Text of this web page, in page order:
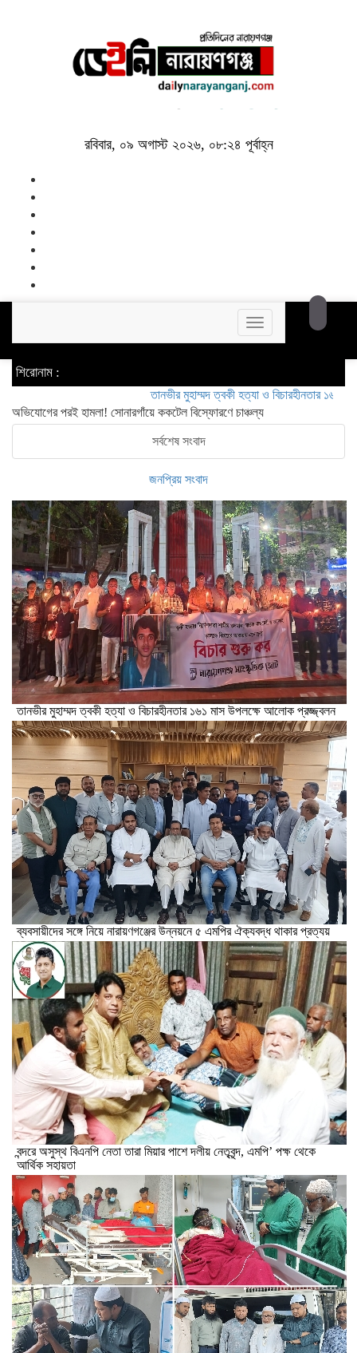
রবিবার, ০৯ অগাস্ট ২০২৬, ০৮:২৪ পূর্বাহ্ন
Toggle
navigation
শিরোনাম :
তানভীর মুহাম্মদ ত্বকী হত্যা ও বিচারহীনতার ১৬১ মাস
অভিযোগের পরই হামলা! সোনারগাঁয়ে ককটেল বিস্ফোরণে চাঞ্চল্য
সর্বশেষ সংবাদ
জনপ্রিয় সংবাদ
তানভীর মুহাম্মদ ত্বকী হত্যা ও বিচারহীনতার ১৬১ মাস উপলক্ষে আলোক প্রজ্জ্বলন
ব্যবসায়ীদের সঙ্গে নিয়ে নারায়ণগঞ্জের উন্নয়নে ৫ এমপির ঐক্যবদ্ধ থাকার প্রত্যয়
বন্দরে অসুস্থ বিএনপি নেতা তারা মিয়ার পাশে দলীয় নেতৃবৃন্দ, এমপি’ পক্ষ থেকে
আর্থিক সহায়তা